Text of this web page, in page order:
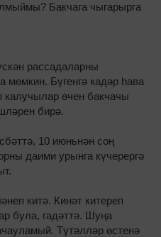
Бакчага чыгарырга
рассадаларны
мөмкин. Бүгенгә кадәр һава
өчен бакчачы
бирә.
10 июньнән соң
даими урынга күчерергә
китә. Кинәт китереп
була, гадәттә. Шуңа
Түтәлләр өстенә